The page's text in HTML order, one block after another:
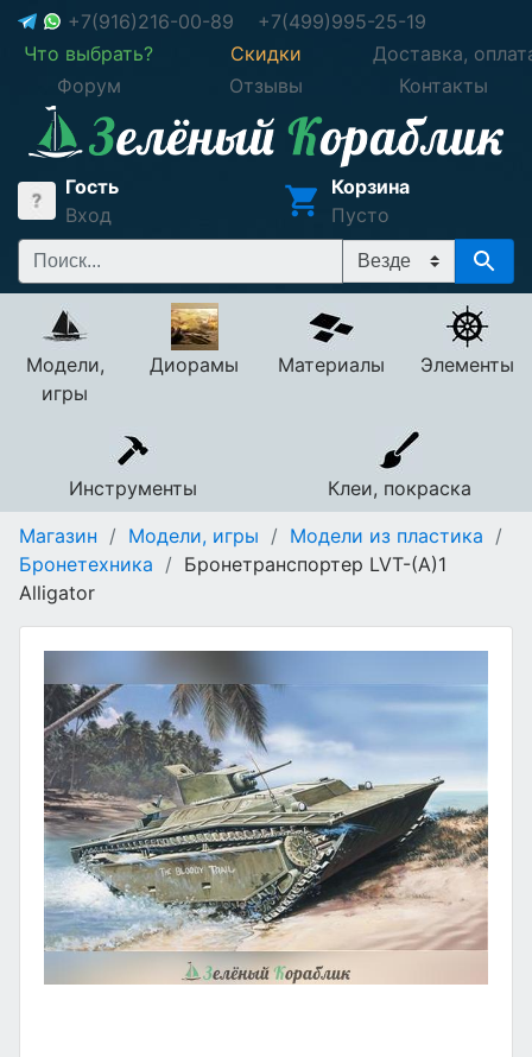
+7(916)216-00-89
+7(499)995-25-19
Что выбрать?
Скидки
Доставка,
Форум
Отзывы Контакты
Гость
Вход
Корзина
Пусто
Модели,
игры
Диорамы Материалы Элементы
Инструменты
Клеи, покраска
Магазин / Модели, игры / Модели из пластика /
Бронетехника / Бронетранспортер LVT-(A)1
Alligator